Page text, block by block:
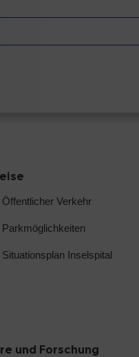
Öffentlicher Verkehr
Parkmöglichkeiten
Situationsplan Inselspital
und Forschung